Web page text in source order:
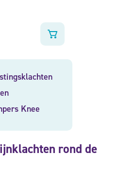
Knee
rond de